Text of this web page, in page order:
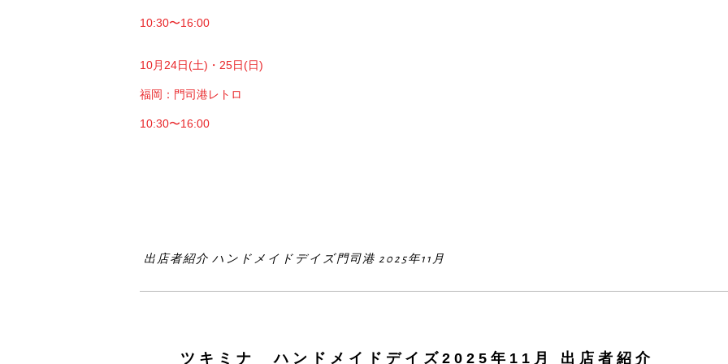
10:30〜16:00
10月24日(土)・25日(日)
福岡：門司港レトロ
10:30〜16:00
出店者紹介 ハンドメイドデイズ門司港 2025年11月
ツキミナ ハンドメイドデイズ2025年11月 出店者紹介